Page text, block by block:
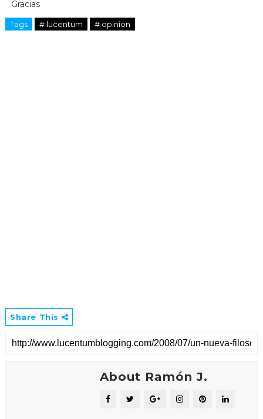
Gracias
Tags # lucentum # opinion
Share This
About Ramón J.